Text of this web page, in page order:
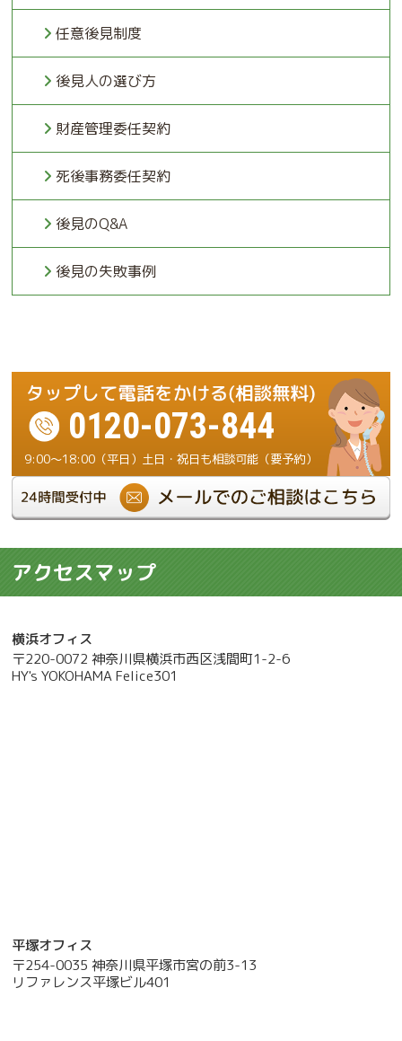
任意後見制度
後見人の選び方
財産管理委任契約
死後事務委任契約
後見のQ&A
後見の失敗事例
0120-073-844
9:00～18:00（平日）土日・祝日も相談可能（要予約）
アクセスマップ
横浜オフィス
〒220-0072 神奈川県横浜市西区浅間町1-2-6
HY's YOKOHAMA Felice301
平塚オフィス
〒254-0035 神奈川県平塚市宮の前3-13
リファレンス平塚ビル401